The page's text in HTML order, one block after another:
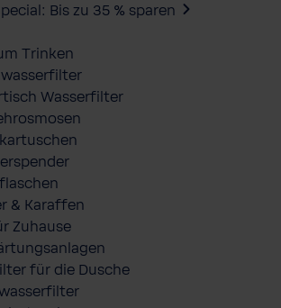
Bis zu 35 % sparen
Trinken
Wasserfilter
& Karaffen
Zuhause
für die Dusche